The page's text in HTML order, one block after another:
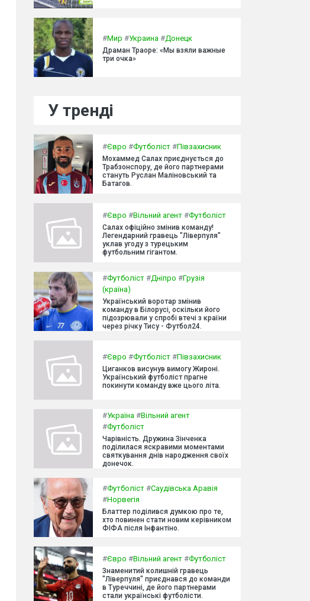
#Мир #Украина #Донецк
Драман Траоре: «Мы взяли важные
три очка»
У тренді
#Євро #Футболіст #Півзахисник
Мохаммед Салах приєднується до
Трабзонспору, де його партнерами
стануть Руслан Маліновський та
Батагов.
#Євро #Вільний агент #Футболіст
Салах офіційно змінив команду!
Легендарний гравець "Ліверпуля"
уклав угоду з турецьким
футбольним гігантом.
#Футболіст #Дніпро #Грузія
(країна)
Український воротар змінив
команду в Білорусі, оскільки його
підозрювали у спробі втечі з країни
через річку Тису - Футбол24.
#Євро #Футболіст #Півзахисник
Циганков висунув вимогу Жироні.
Український футболіст прагне
покинути команду вже цього літа.
#Україна #Вільний агент
#Футболіст
Чарівність. Дружина Зінченка
поділилася яскравими моментами
святкування днів народження своїх
донечок.
#Футболіст #Саудівська Аравія
#Норвегія
Блаттер поділився думкою про те,
хто повинен стати новим керівником
ФІФА після Інфантіно.
#Євро #Вільний агент #Футболіст
Знаменитий колишній гравець
"Ліверпуля" приєднався до команди
в Туреччині, де його партнерами
стали українські футболісти.